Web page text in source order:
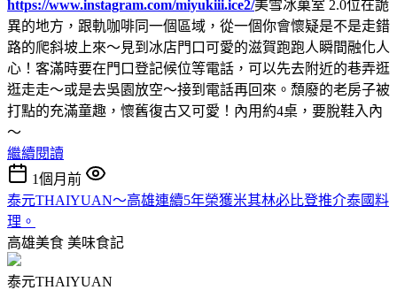
https://www.instagram.com/miyukiii.ice2/美雪冰菓室 2.0位在詭
異的地方，跟軌咖啡同一個區域，從一個你會懷疑是不是走錯
路的爬斜坡上來～見到冰店門口可愛的滋賀跑跑人瞬間融化人
心！客滿時要在門口登記候位等電話，可以先去附近的巷弄逛
逛走走～或是去吳園放空～接到電話再回來。頹廢的老房子被
打點的充滿童趣，懷舊復古又可愛！內用約4桌，要脫鞋入內
～
繼續閱讀
1個月前
泰元THAIYUAN～高雄連續5年榮獲米其林必比登推介泰國料
理。
高雄美食 美味食記
泰元THAIYUAN